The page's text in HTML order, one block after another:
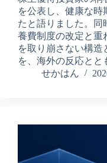
を公表し、健康な時
たと語りました。同
養費制度の改定と重
を取り崩さない構
を、海外の反応とと
せかはん